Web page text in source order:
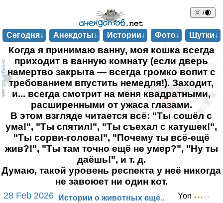
🌞 /🌒
Сегодня↓ Анекдоты↓ Истории↓ Фото↓ Шутки↓
Когда я принимаю ванну, моя кошка всегда
приходит в ванную комнату (если дверь
намертво закрыта — всегда громко вопит с
требованием впустить немедля!). Заходит,
и... всегда смотрит на меня квадратными,
расширенными от ужаса глазами.
В этом взгляде читается всё: "Ты сошёл с
ума!", "Ты спятил!", "Ты съехал с катушек!",
"Ты сорви-голова!", "Почему ты всё-ещё
жив?!", "Ты там точно ещё не умер?", "Ну ты
даёшь!", и т. д.
Думаю, такой уровень респекта у неё никогда
не завоюет ни один кот.
28 Feb 2026 Истории о животных ещё.. Yon